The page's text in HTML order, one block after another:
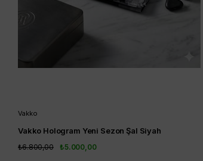
Vakko
Vakko Hologram Yeni Sezon Şal Siyah
₺5.000,00
₺6.800,00